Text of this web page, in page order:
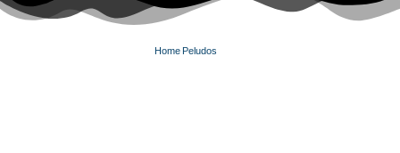
HomePeludos